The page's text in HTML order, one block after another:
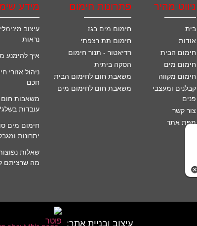
ניווט מהיר
בית
אודות
חימום הבית
חימום מים
חימום מקווה
קבלנים ומעצבי
פנים
צור קשר
מפת אתר
פתרונות חימום
חימום מים בגז
חימום תת רצפתי
רדיאטור - תנור חימום
הסקה ביתית
משאבת חום לחימום הבית
משאבת חום לחימום מים
מידע
עיצוב
נראות
איך להימנע
חכם
משאבות חום
עובדות
חימום מים
יתרונות
מה שרציתם
עיצוב ובניית אתר: